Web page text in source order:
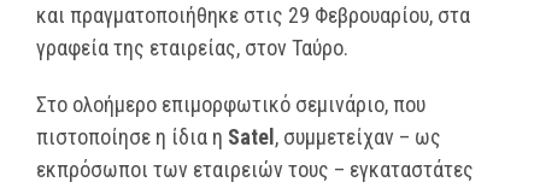
και πραγματοποιήθηκε στις 29 Φεβρουαρίου, στα
γραφεία της εταιρείας, στον Ταύρο.
Στο ολοήμερo επιμορφωτικό σεμινάριο, που
πιστοποίησε η ίδια η Satel , συμμετείχαν – ως
εκπρόσωποι των εταιρειών τους – εγκαταστάτες